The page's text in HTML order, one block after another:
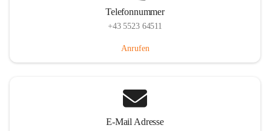
Telefonnummer
+43 5523 64511
Anrufen
E-Mail Adresse